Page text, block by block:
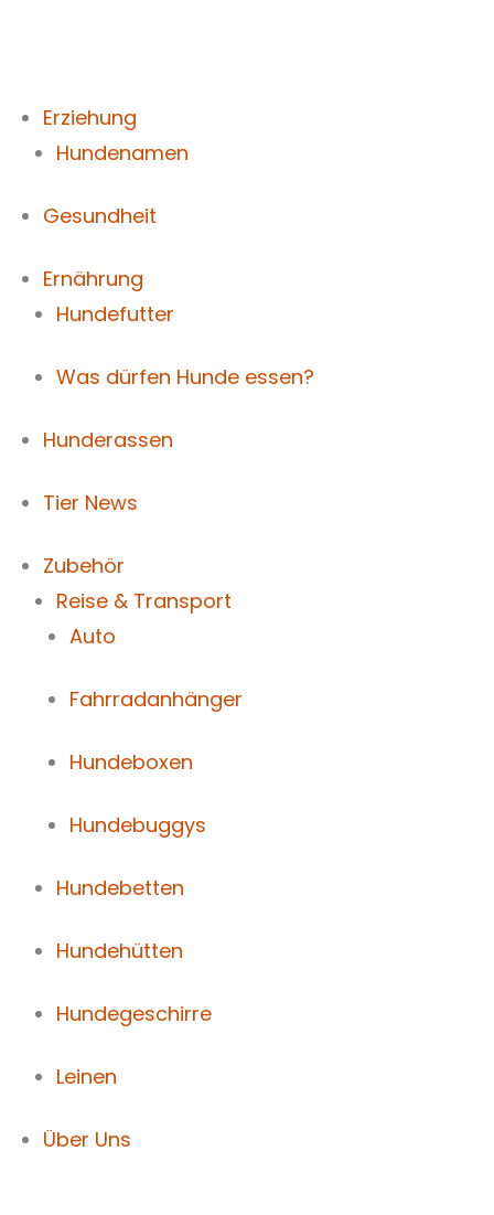
Erziehung
Hundenamen
Gesundheit
Ernährung
Hundefutter
Was dürfen Hunde essen?
Hunderassen
Tier News
Zubehör
Reise & Transport
Auto
Fahrradanhänger
Hundeboxen
Hundebuggys
Hundebetten
Hundehütten
Hundegeschirre
Leinen
Über Uns